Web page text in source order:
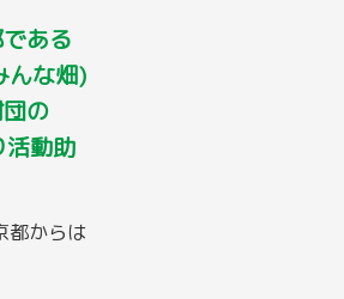
ある
んな畑)
の
活動助
都からは